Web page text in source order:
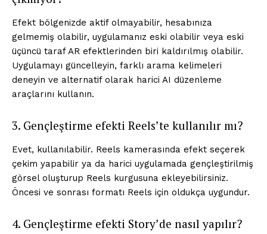
Efekt bölgenizde aktif olmayabilir, hesabınıza
gelmemiş olabilir, uygulamanız eski olabilir veya eski
üçüncü taraf AR efektlerinden biri kaldırılmış olabilir.
Uygulamayı güncelleyin, farklı arama kelimeleri
deneyin ve alternatif olarak harici AI düzenleme
araçlarını kullanın.
3. Gençleştirme efekti Reels’te kullanılır mı?
Evet, kullanılabilir. Reels kamerasında efekt seçerek
çekim yapabilir ya da harici uygulamada gençleştirilmiş
görsel oluşturup Reels kurgusuna ekleyebilirsiniz.
Öncesi ve sonrası formatı Reels için oldukça uygundur.
4. Gençleştirme efekti Story’de nasıl yapılır?